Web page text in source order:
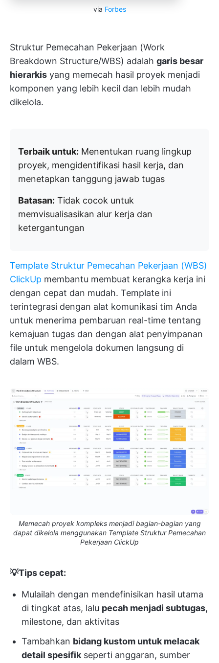
via Forbes
Struktur Pemecahan Pekerjaan (Work
Breakdown Structure/WBS) adalah garis besar
hierarkis yang memecah hasil proyek menjadi
komponen yang lebih kecil dan lebih mudah
dikelola.
Terbaik untuk: Menentukan ruang lingkup
proyek, mengidentifikasi hasil kerja, dan
menetapkan tanggung jawab tugas
Batasan: Tidak cocok untuk
memvisualisasikan alur kerja dan
ketergantungan
Template Struktur Pemecahan Pekerjaan (WBS)
ClickUp membantu membuat kerangka kerja ini
dengan cepat dan mudah. Template ini
terintegrasi dengan alat komunikasi tim Anda
untuk menerima pembaruan real-time tentang
kemajuan tugas dan dengan alat penyimpanan
file untuk mengelola dokumen langsung di
dalam WBS.
Memecah proyek kompleks menjadi bagian-bagian yang
dapat dikelola menggunakan Template Struktur Pemecahan
Pekerjaan ClickUp
💡Tips cepat:
Mulailah dengan mendefinisikan hasil utama
di tingkat atas, lalu pecah menjadi subtugas,
milestone, dan aktivitas
Tambahkan bidang kustom untuk melacak
detail spesifikseperti anggaran, sumber